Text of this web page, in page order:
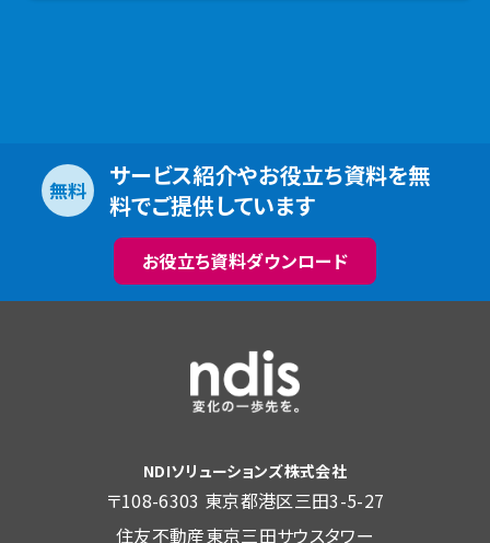
無料
サービス紹介やお役立ち資料を無
料でご提供しています
お役立ち資料ダウンロード
NDIソリューションズ株式会社
〒108-6303 東京都港区三田3-5-27
住友不動産東京三田サウスタワー